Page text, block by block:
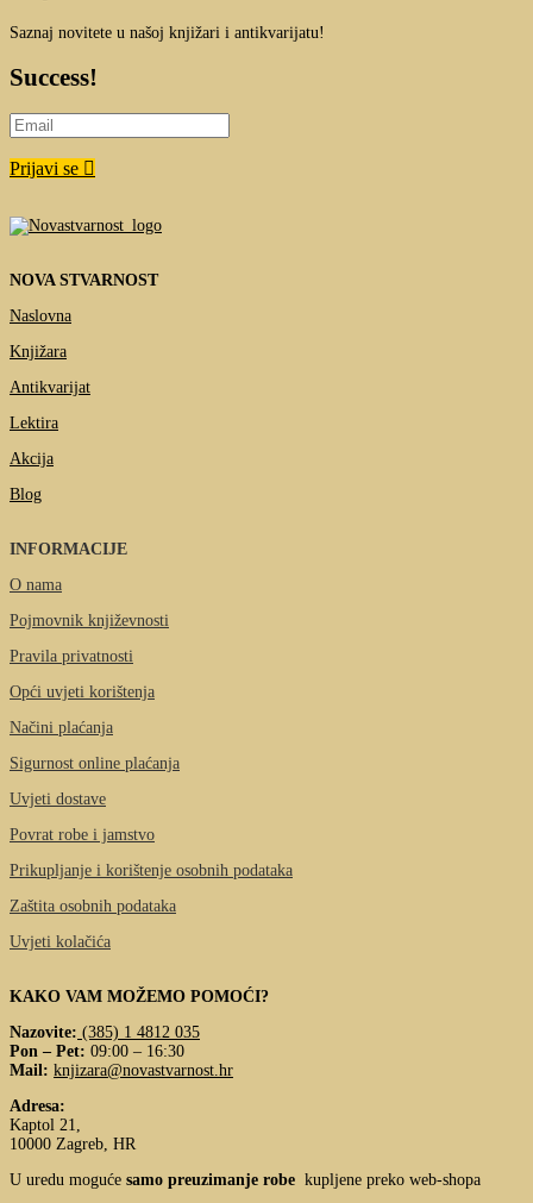
Saznaj novitete u našoj knjižari i antikvarijatu!
Success!
Prijavi se
NOVA STVARNOST
Naslovna
Knjižara
Antikvarijat
Lektira
Akcija
Blog
INFORMACIJE
O nama
Pojmovnik književnosti
Pravila privatnosti
Opći uvjeti korištenja
Načini plaćanja
Sigurnost online plaćanja
Uvjeti dostave
Povrat robe i jamstvo
Prikupljanje i korištenje osobnih podataka
Zaštita osobnih podataka
Uvjeti kolačića
KAKO VAM MOŽEMO POMOĆI?
Nazovite: (385) 1 4812 035
Pon – Pet: 09:00 – 16:30
Mail: knjizara@novastvarnost.hr
Adresa:
Kaptol 21,
10000 Zagreb, HR
U uredu moguće samo preuzimanje robe kupljene preko web-shopa